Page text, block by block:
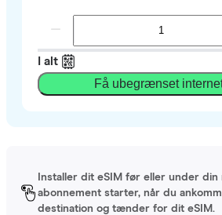
I alt
Få ubegrænset
Installer dit eSIM før eller under din
abonnement starter, når du
destination og tænder for dit eSIM.